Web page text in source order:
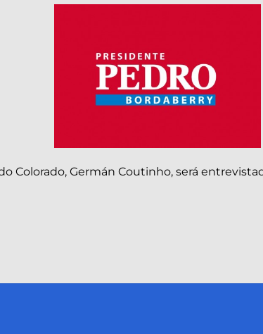
Colorado, Germán Coutinho, será